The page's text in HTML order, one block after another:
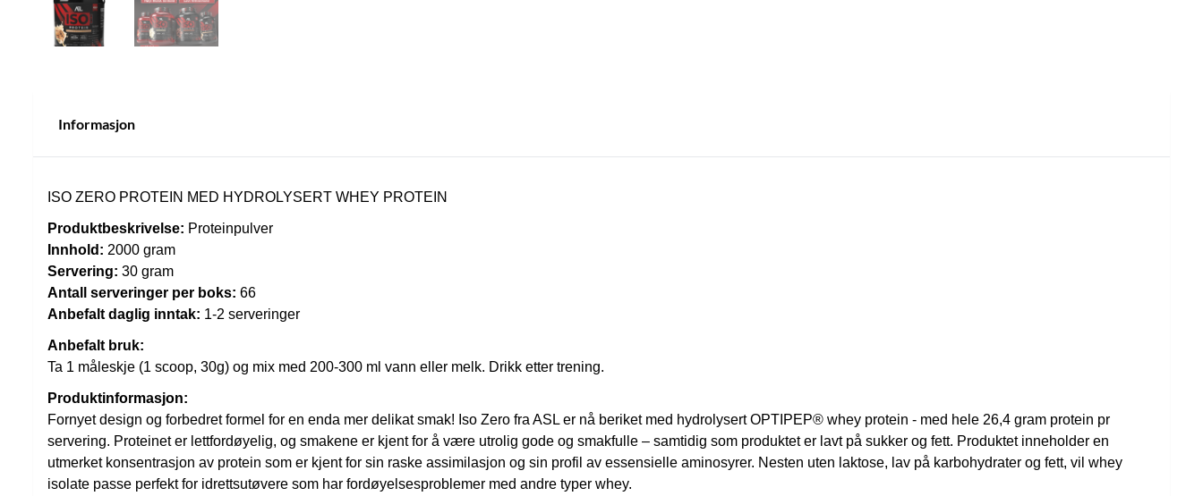
Informasjon
ISO ZERO PROTEIN MED HYDROLYSERT WHEY PROTEIN
Produktbeskrivelse: Proteinpulver
Innhold: 2000 gram
Servering: 30 gram
Antall serveringer per boks: 66
Anbefalt daglig inntak: 1-2 serveringer
Anbefalt bruk:
Ta 1 måleskje (1 scoop, 30g) og mix med 200-300 ml vann eller melk. Drikk etter trening.
Produktinformasjon:
Fornyet design og forbedret formel for en enda mer delikat smak! Iso Zero fra ASL er nå beriket med hydrolysert OPTIPEP® whey protein - med hele 26,4 gram protein pr
servering. Proteinet er lettfordøyelig, og smakene er kjent for å være utrolig gode og smakfulle – samtidig som produktet er lavt på sukker og fett. Produktet inneholder en
utmerket konsentrasjon av protein som er kjent for sin raske assimilasjon og sin profil av essensielle aminosyrer. Nesten uten laktose, lav på karbohydrater og fett, vil whey
isolate passe perfekt for idrettsutøvere som har fordøyelsesproblemer med andre typer whey.